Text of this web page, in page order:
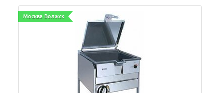
Москва Волжск